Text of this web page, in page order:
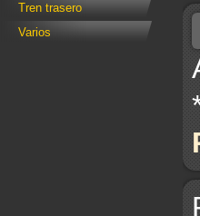
Tren trasero
Varios